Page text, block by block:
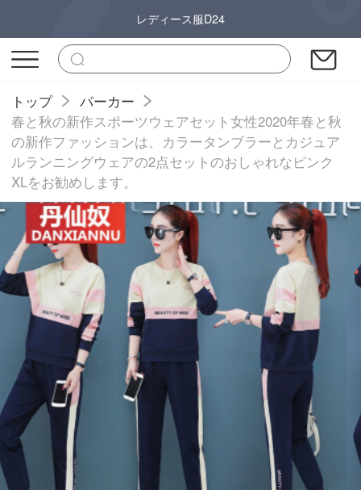
レディース服D24
トップ
パーカー
春と秋の新作スポーツウェアセット女性2020年春と秋
の新作ファッションは、カラータンブラーとカジュア
ルランニングウェアの2点セットのおしゃれなピンク
XLをお勧めします。